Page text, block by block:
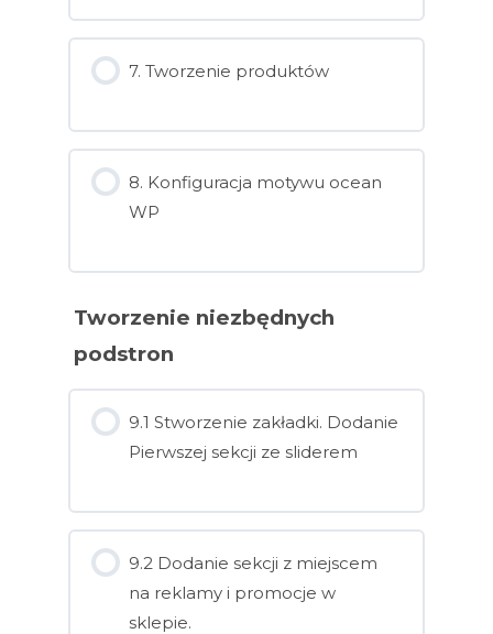
7. Tworzenie produktów
8. Konfiguracja motywu ocean
WP
Tworzenie niezbędnych
podstron
9.1 Stworzenie zakładki. Dodanie
Pierwszej sekcji ze sliderem
9.2 Dodanie sekcji z miejscem
na reklamy i promocje w
sklepie.